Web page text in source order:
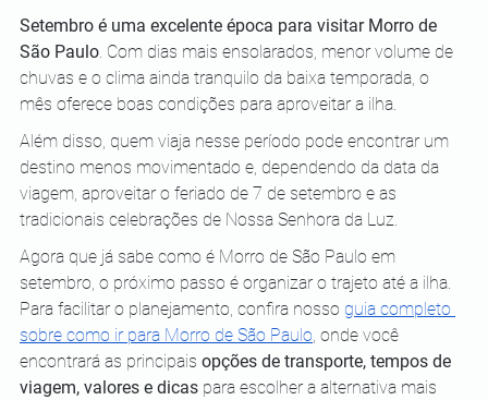
Setembro é uma excelente época para visitar Morro de
São Paulo. Com dias mais ensolarados, menor volume de
chuvas e o clima ainda tranquilo da baixa temporada, o
mês oferece boas condições para aproveitar a ilha.
Além disso, quem viaja nesse período pode encontrar um
destino menos movimentado e, dependendo da data da
viagem, aproveitar o feriado de 7 de setembro e as
tradicionais celebrações de Nossa Senhora da Luz.
Agora que já sabe como é Morro de São Paulo em
setembro, o próximo passo é organizar o trajeto até a ilha.
Para facilitar o planejamento, confira nosso guia completo
sobre como ir para Morro de São Paulo, onde você
encontrará as principais opções de transporte, tempos de
viagem, valores e dicas para escolher a alternativa mais